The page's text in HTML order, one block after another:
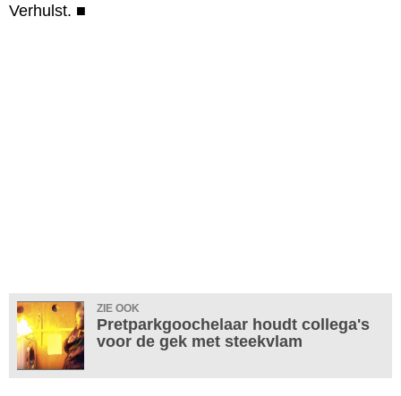
Verhulst. ■
ZIE OOK
Pretparkgoochelaar houdt collega's
voor de gek met steekvlam